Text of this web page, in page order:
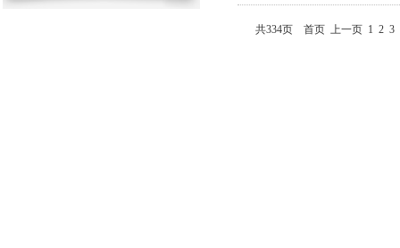
共334页 首页 上一页 1 2 3